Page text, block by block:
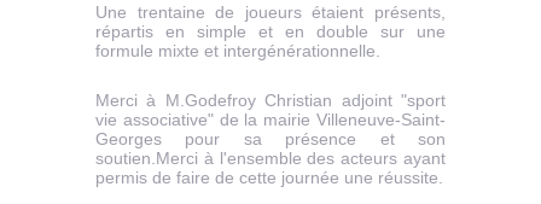
Une trentaine de joueurs étaient présents,
répartis en simple et en double sur une
formule mixte et intergénérationnelle.
Merci à M.Godefroy Christian adjoint "sport
vie associative" de la mairie Villeneuve-Saint-
Georges pour sa présence et son
soutien.Merci à l'ensemble des acteurs ayant
permis de faire de cette journée une réussite.